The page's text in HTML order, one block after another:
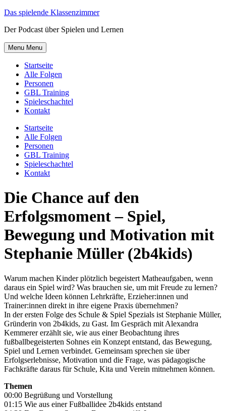
Skip
content
Das spielende Klassenzimmer
Der Podcast über Spielen und Lernen
Menu Menu
Startseite
Alle Folgen
Personen
GBL Training
Spieleschachtel
Kontakt
Startseite
Alle Folgen
Personen
GBL Training
Spieleschachtel
Kontakt
Die Chance auf den
Erfolgsmoment – Spiel,
Bewegung und Motivation mit
Stephanie Müller (2b4kids)
Warum machen Kinder plötzlich begeistert Matheaufgaben, wenn
daraus ein Spiel wird? Was brauchen sie, um mit Freude zu lernen?
Und welche Ideen können Lehrkräfte, Erzieher:innen und
Trainer:innen direkt in ihre eigene Praxis übernehmen?
In der ersten Folge des Schule & Spiel Spezials ist Stephanie Müller,
Gründerin von 2b4kids, zu Gast. Im Gespräch mit Alexandra
Kemmerer erzählt sie, wie aus einer Beobachtung ihres
fußballbegeisterten Sohnes ein Konzept entstand, das Bewegung,
Spiel und Lernen verbindet. Gemeinsam sprechen sie über
Erfolgserlebnisse, Motivation und die Frage, was pädagogische
Fachkräfte daraus für Schule, Kita und Verein mitnehmen können.
Themen
00:00 Begrüßung und Vorstellung
01:15 Wie aus einer Fußballidee 2b4kids entstand